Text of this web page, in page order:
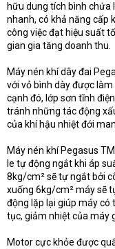
hữu dung tích bình chứa
nhanh, có khả năng cấp
công việc đạt hiệu suất
gian gia tăng doanh thu.
Máy nén khí dây đai
với vỏ bình dày được
cạnh đó, lớp sơn tĩnh
tránh những tác động
của khí hậu nhiệt đới
Máy nén khí Pegasus
le tự động ngắt khi áp
8kg/cm² sẽ tự ngắt bởi
xuống 6kg/cm² máy sẽ
động lặp lại giúp máy có
tục, giảm nhiệt của máy
Motor cực khỏe được